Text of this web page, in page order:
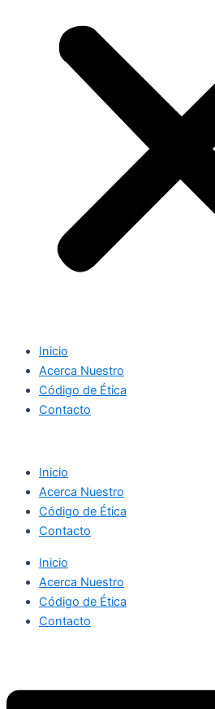
Inicio
Acerca Nuestro
Código de Ética
Contacto
Inicio
Acerca Nuestro
Código de Ética
Contacto
Inicio
Acerca Nuestro
Código de Ética
Contacto